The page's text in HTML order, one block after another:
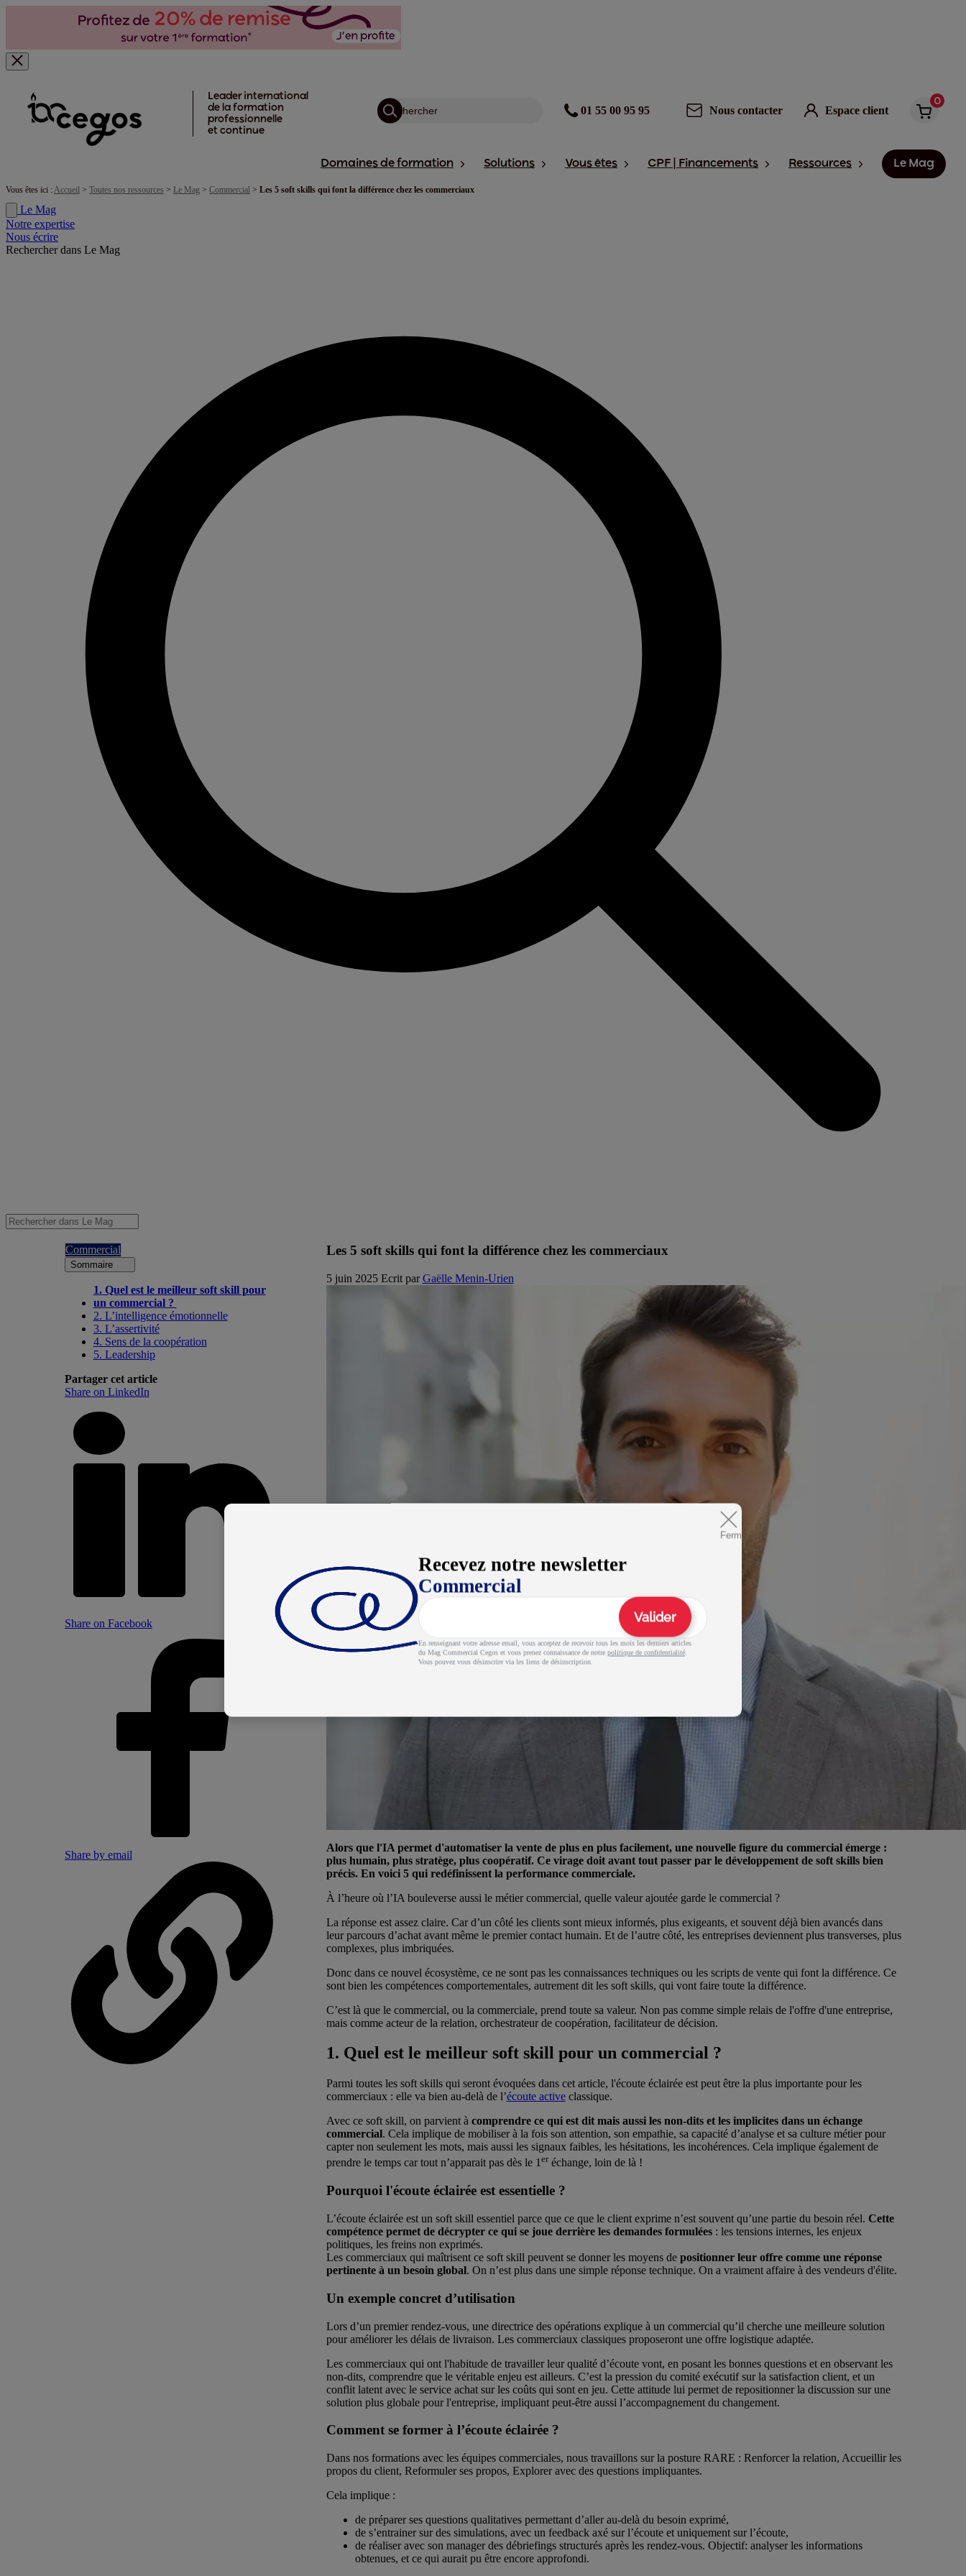
Leader international
de la formation
professionnelle
et continue
01 55 00 95 95 Nous contacter Espace client
0
Domaines de formation Solutions Vous êtes CPF | Financements Ressources Le Mag
Vous êtes ici :Accueil > Toutes nos ressources > Le Mag > Commercial > Les 5 soft skills qui font la différence chez les commerciaux
Le Mag
Notre expertise
Nous écrire
Rechercher dans Le Mag
Fermer
Recevez notre newsletter
Commercial
Valider
En renseignant votre adresse email, vous acceptez de recevoir tous les mois les derniers articles
du Mag Commercial Cegos et vous prenez connaissance de notre politique de confidentialité.
Vous pouvez vous désinscrire via les liens de désinscription.
Commercial
Sommaire
1. Quel est le meilleur soft skill pour
un commercial ?
2. L’intelligence émotionnelle
3. L’assertivité
4. Sens de la coopération
5. Leadership
Partager cet article
Share on LinkedIn
Share on Facebook
Share by email
Les 5 soft skills qui font la différence chez les commerciaux
5 juin 2025 Ecrit parGaëlle Menin-Urien
Alors que l'IA permet d'automatiser la vente de plus en plus facilement, une nouvelle figure du commercial émerge :
plus humain, plus stratège, plus coopératif. Ce virage doit avant tout passer par le développement de soft skills bien
précis. En voici 5 qui redéfinissent la performance commerciale.
À l’heure où l’IA bouleverse aussi le métier commercial, quelle valeur ajoutée garde le commercial ?
La réponse est assez claire. Car d’un côté les clients sont mieux informés, plus exigeants, et souvent déjà bien avancés dans
leur parcours d’achat avant même le premier contact humain. Et de l’autre côté, les entreprises deviennent plus transverses, plus
complexes, plus imbriquées.
Donc dans ce nouvel écosystème, ce ne sont pas les connaissances techniques ou les scripts de vente qui font la différence. Ce
sont bien les compétences comportementales, autrement dit les soft skills, qui vont faire toute la différence.
C’est là que le commercial, ou la commerciale, prend toute sa valeur. Non pas comme simple relais de l'offre d'une entreprise,
mais comme acteur de la relation, orchestrateur de coopération, facilitateur de décision.
1. Quel est le meilleur soft skill pour un commercial ?
Parmi toutes les soft skills qui seront évoquées dans cet article, l'écoute éclairée est peut être la plus importante pour les
commerciaux : elle va bien au-delà de l’écoute activeclassique.
Avec ce soft skill, on parvient à comprendre ce qui est dit mais aussi les non-dits et les implicites dans un échange
commercial. Cela implique de mobiliser à la fois son attention, son empathie, sa capacité d’analyse et sa culture métier pour
capter non seulement les mots, mais aussi les signaux faibles, les hésitations, les incohérences. Cela implique également de
prendre le temps car tout n’apparait pas dès le 1er échange, loin de là !
Pourquoi l'écoute éclairée est essentielle ?
L’écoute éclairée est un soft skill essentiel parce que ce que le client exprime n’est souvent qu’une partie du besoin réel. Cette
compétence permet de décrypter ce qui se joue derrière les demandes formulées: les tensions internes, les enjeux
politiques, les freins non exprimés.
Les commerciaux qui maîtrisent ce soft skill peuvent se donner les moyens de positionner leur offre comme une réponse
pertinente à un besoin global. On n’est plus dans une simple réponse technique. On a vraiment affaire à des vendeurs d'élite.
Un exemple concret d’utilisation
Lors d’un premier rendez-vous, une directrice des opérations explique à un commercial qu’il cherche une meilleure solution
pour améliorer les délais de livraison. Les commerciaux classiques proposeront une offre logistique adaptée.
Les commerciaux qui ont l'habitude de travailler leur qualité d’écoute vont, en posant les bonnes questions et en observant les
non-dits, comprendre que le véritable enjeu est ailleurs. C’est la pression du comité exécutif sur la satisfaction client, et un
conflit latent avec le service achat sur les coûts qui sont en jeu. Cette attitude lui permet de repositionner la discussion sur une
solution plus globale pour l'entreprise, impliquant peut-être aussi l’accompagnement du changement.
Comment se former à l’écoute éclairée ?
Dans nos formations avec les équipes commerciales, nous travaillons sur la posture RARE : Renforcer la relation, Accueillir les
propos du client, Reformuler ses propos, Explorer avec des questions impliquantes.
Cela implique :
de préparer ses questions qualitatives permettant d’aller au-delà du besoin exprimé,
de s’entrainer sur des simulations, avec un feedback axé sur l’écoute et uniquement sur l’écoute,
de réaliser avec son manager des débriefings structurés après les rendez-vous. Objectif: analyser les informations
obtenues, et ce qui aurait pu être encore approfondi.